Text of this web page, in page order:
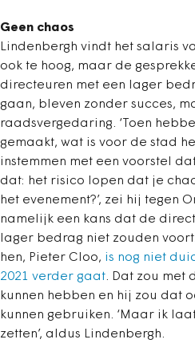
Geen chaos
Lindenbergh vindt het salaris
ook te hoog, maar de
directeuren met een lager
gaan, bleven zonder succes,
raadsvergedaring. ‘Toen
gemaakt, wat is voor de stad
instemmen met een voorstel
dat: het risico lopen dat je
het evenement?’, zei hij tegen
namelijk een kans dat de
lager bedrag niet zouden
hen, Pieter Cloo, is nog niet
2021 verder gaat. Dat zou met
kunnen hebben en hij zou dat
kunnen gebruiken. ‘Maar ik
zetten’, aldus Lindenbergh.